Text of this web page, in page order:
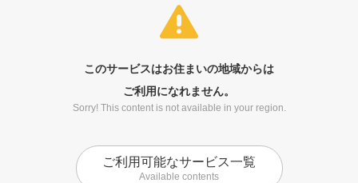
このサービスはお住まいの地域からは
ご利用になれません。
Sorry! This content is not available in your region.
ご利用可能なサービス一覧
Available contents